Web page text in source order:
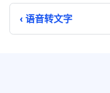
语音转文字